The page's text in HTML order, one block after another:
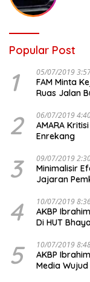
Popular Post
1 05/07/2019
FAM Minta
Ruas Jalan
2 06/07/2019
AMARA
Enrekang
3 09/07/2019
Minimalisir
Jajaran
4 10/07/2019
AKBP
Di HUT
5 10/07/2019
AKBP
Media